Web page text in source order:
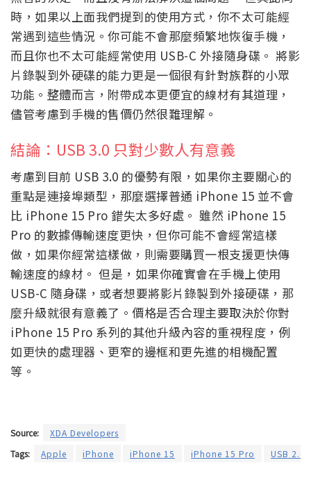
時，如果以上面我們提到的使用方式，你不太可能經
常遇到這些情況。你可能不會那麼頻繁地恢復手機，
而且你也不太可能經常使用 USB-C 外接隨身碟。 將影
片錄製到外硬碟的能力更是一個很有針對族群的小眾
功能。整體而言，附帶成本更便宜的線材有其道理，
儘管考慮到手機的售價仍然很難理解。
結論：USB 3.0 只對少數人有意義
考慮到目前 USB 3.0 的優勢有限，如果你主要關心的
重點是連接埠類型，那麼選擇普通 iPhone 15 並不會
比 iPhone 15 Pro 錯失太多好處。 雖然 iPhone 15
Pro 的數據傳輸速度更快，但你可能不會經常這樣
做，如果你經常這樣做，則需要購買一根支援更快傳
輸速度的線材。 但是，如果你確實會在手機上使用
USB-C 隨身碟，或者想要將影片錄製到外接硬碟，那
麼升級就很有意義了。價格是否合理主要取決於你對
iPhone 15 Pro 系列的其他升級內容的重視程度，例
如更快的處理器、更窄的邊框和更先進的相機配置
等。
Source:
XDA Developers
Tags:
Apple iPhone iPhone 15 iPhone 15 Pro USB 2.0